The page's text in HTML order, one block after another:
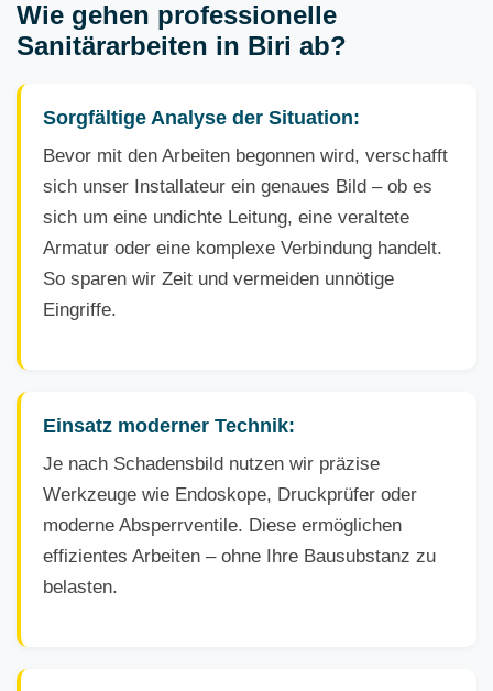
Wie gehen professionelle
Sanitärarbeiten in Biri ab?
Sorgfältige Analyse der Situation:
Bevor mit den Arbeiten begonnen wird, verschafft
sich unser Installateur ein genaues Bild – ob es
sich um eine undichte Leitung, eine veraltete
Armatur oder eine komplexe Verbindung handelt.
So sparen wir Zeit und vermeiden unnötige
Eingriffe.
Einsatz moderner Technik:
Je nach Schadensbild nutzen wir präzise
Werkzeuge wie Endoskope, Druckprüfer oder
moderne Absperrventile. Diese ermöglichen
effizientes Arbeiten – ohne Ihre Bausubstanz zu
belasten.